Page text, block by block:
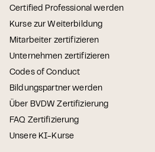
Certified Professional werden
Kurse zur Weiterbildung
Mitarbeiter zertifizieren
Unternehmen zertifizieren
Codes of Conduct
Bildungspartner werden
Über BVDW Zertifizierung
FAQ Zertifizierung
Unsere KI-Kurse